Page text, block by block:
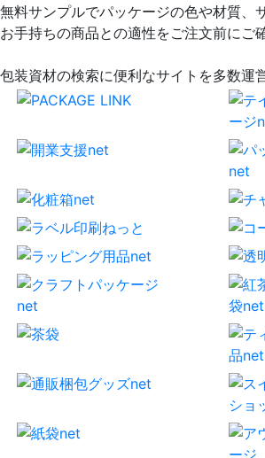
無料サンプルでパッケージの色や材質、
お手持ちの商品との適性をご注文前にご
包装資材の検索に便利なサイトを多数運